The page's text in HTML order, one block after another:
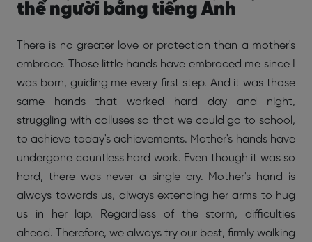
thể người bằng tiếng Anh
There is no greater love or protection than a mother's
embrace. Those little hands have embraced me since I
was born, guiding me every first step. And it was those
same hands that worked hard day and night,
struggling with calluses so that we could go to school,
to achieve today's achievements. Mother's hands have
undergone countless hard work. Even though it was so
hard, there was never a single cry. Mother's hand is
always towards us, always extending her arms to hug
us in her lap. Regardless of the storm, difficulties
ahead. Therefore, we always try our best, firmly walking